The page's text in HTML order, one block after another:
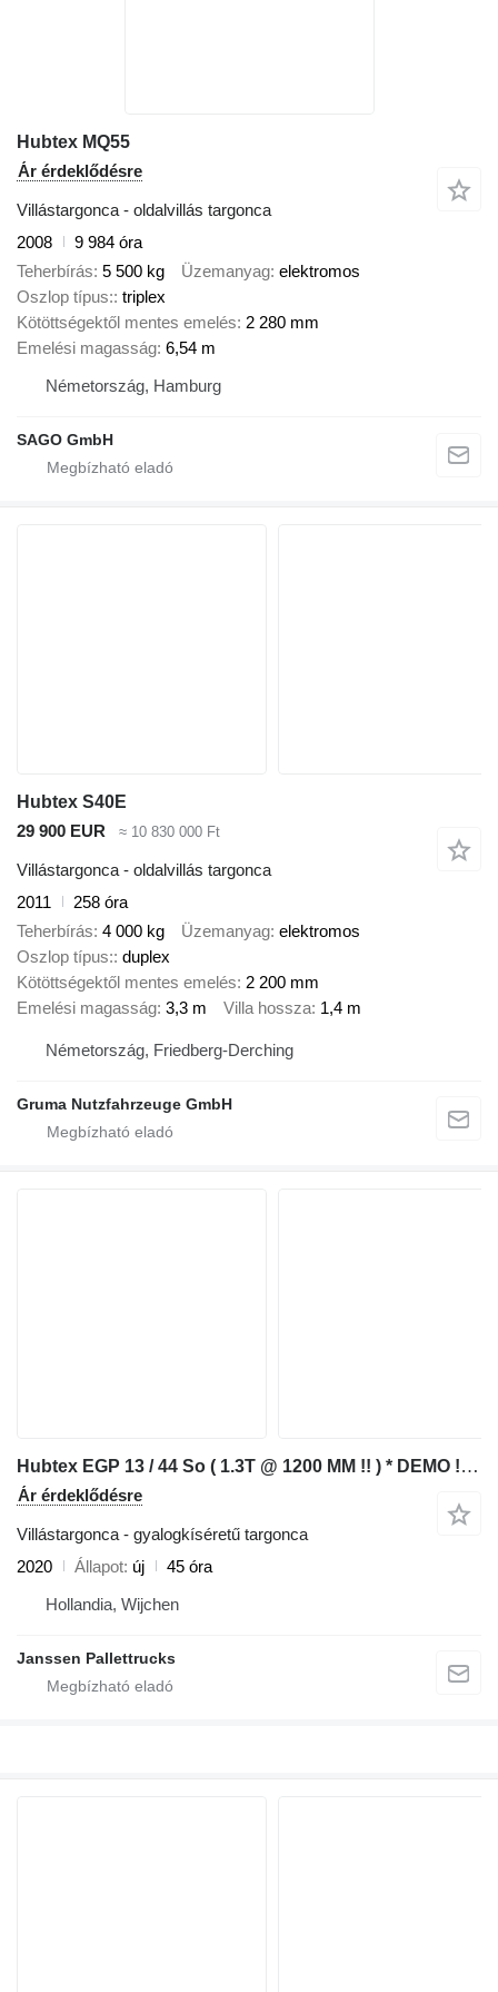
Hubtex MQ55
Ár érdeklődésre
Villástargonca - oldalvillás targonca
2008
9 984 óra
Teherbírás 5 500 kg Üzemanyag elektromos
Oszlop típus: triplex
Kötöttségektől mentes emelés 2 280 mm
Emelési magasság 6,54 m
Németország, Hamburg
SAGO GmbH
Hubtex S40E
29 900 EUR
≈ 10 830 000 Ft
Villástargonca - oldalvillás targonca
2011
258 óra
Teherbírás 4 000 kg Üzemanyag elektromos
Oszlop típus: duplex
Kötöttségektől mentes emelés 2 200 mm
Emelési magasság 3,3 m Villa hossza 1,4 m
Németország, Friedberg-Derching
Gruma Nutzfahrzeuge GmbH
Hubtex EGP 13 / 44 So ( 1.3T @ 1200 MM !! ) * DEMO !! Triplex FFL !!
Ár érdeklődésre
Villástargonca - gyalogkíséretű targonca
2020
Állapot új
45 óra
Hollandia, Wijchen
Janssen Pallettrucks